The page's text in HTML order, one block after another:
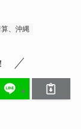
、沖縄